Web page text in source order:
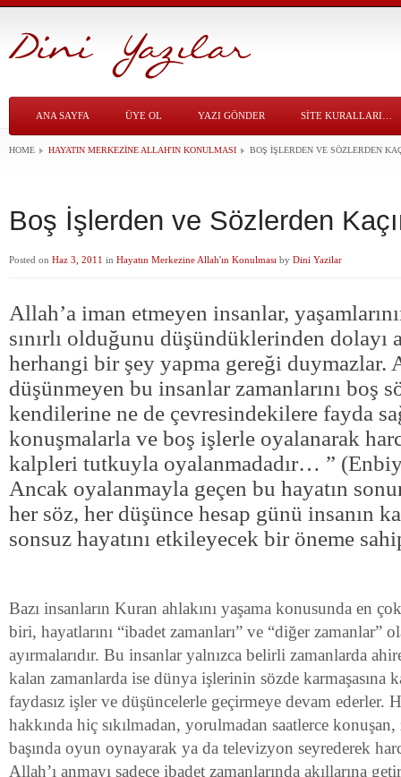
ANA SAYFA ÜYE OL YAZI GÖNDER SITE KURALLARI…
HOME HAYATIN MERKEZINE ALLAH'IN KONULMASI BOŞ İŞLERDEN VE SÖZLERDEN
Boş İşlerden ve Sözlerden
Posted on Haz 3, 2011 in Hayatın Merkezine Allah'ın Konulması by Dini Yazilar
Allah’a iman etmeyen insanlar,
sınırlı olduğunu düşündüklerinden dolayı
herhangi bir şey yapma gereği duymazlar.
düşünmeyen bu insanlar zamanlarını boş
kendilerine ne de çevresindekilere fayda
konuşmalarla ve boş işlerle oyalanarak
kalpleri tutkuyla oyalanmadadır… ”
Ancak oyalanmayla geçen bu hayatın
her söz, her düşünce hesap günü insanın
sonsuz hayatını etkileyecek bir öneme
Bazı insanların Kuran ahlakını yaşama konusunda en
biri, hayatlarını “ibadet zamanları” ve “diğer zamanlar”
ayırmalarıdır. Bu insanlar yalnızca belirli zamanlarda
kalan zamanlarda ise dünya işlerinin sözde karmaşasına
faydasız işler ve düşüncelerle geçirmeye devam ederler.
hakkında hiç sıkılmadan, yorulmadan saatlerce konuşan,
başında oyun oynayarak ya da televizyon seyrederek
Allah’ı anmayı sadece ibadet zamanlarında akıllarına